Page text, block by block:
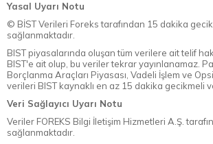
Yasal Uyarı Notu
© BİST Verileri Foreks tarafından 15 dakika
sağlanmaktadır.
BIST piyasalarında oluşan tüm verilere ait telif
BIST'e ait olup, bu veriler tekrar yayınlanamaz.
Borçlanma Araçları Piyasası, Vadeli İşlem ve
verileri BIST kaynaklı en az 15 dakika gecikmeli
Veri Sağlayıcı Uyarı Notu
Veriler FOREKS Bilgi İletişim Hizmetleri A.Ş.
sağlanmaktadır.